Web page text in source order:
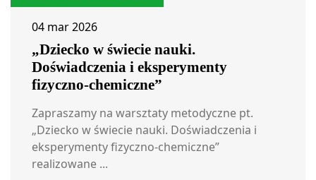
04 mar 2026
„Dziecko w świecie nauki.
Doświadczenia i eksperymenty
fizyczno-chemiczne”
Zapraszamy na warsztaty metodyczne pt.
„Dziecko w świecie nauki. Doświadczenia i
eksperymenty fizyczno-chemiczne”
realizowane ...